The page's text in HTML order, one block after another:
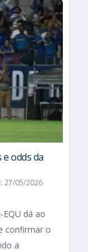
odds da
27/05/2026
dá ao
confirmar o
a